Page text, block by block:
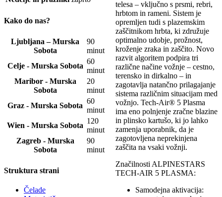
telesa – vključno s prsmi, rebri,
hrbtom in rameni. Sistem je
opremljen tudi s plazemskim
zaščitnikom hrbta, ki združuje
optimalno udobje, prožnost,
kroženje zraka in zaščito. Novo
razvit algoritem podpira tri
različne načine vožnje – cestno,
terensko in dirkalno – in
zagotavlja natančno prilagajanje
sistema različnim situacijam med
vožnjo. Tech-Air® 5 Plasma
ima eno polnjenje zračne blazine
in plinsko kartušo, ki jo lahko
zamenja uporabnik, da je
zagotovljena neprekinjena
zaščita na vsaki vožnji.
Značilnosti ALPINESTARS
TECH-AIR 5 PLASMA:
Samodejna aktivacija:
Kako do nas?
Ljubljana – Murska
Sobota
90
minut
Celje - Murska Sobota
60
minut
Maribor - Murska
Sobota
20
minut
Graz - Murska Sobota
60
minut
Wien - Murska Sobota
120
minut
Zagreb - Murska
Sobota
90
minut
Struktura strani
Čelade